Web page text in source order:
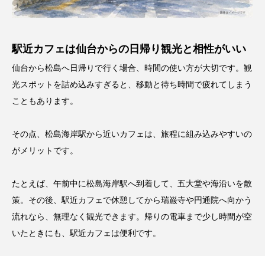
駅近カフェは仙台からの日帰り観光と相性がいい
仙台から松島へ日帰りで行く場合、時間の使い方が大切です。観
光スポットを詰め込みすぎると、移動と待ち時間で疲れてしまう
こともあります。
その点、松島海岸駅から近いカフェは、旅程に組み込みやすいの
がメリットです。
たとえば、午前中に松島海岸駅へ到着して、五大堂や海沿いを散
策。その後、駅近カフェで休憩してから瑞巌寺や円通院へ向かう
流れなら、無理なく観光できます。帰りの電車まで少し時間が空
いたときにも、駅近カフェは便利です。